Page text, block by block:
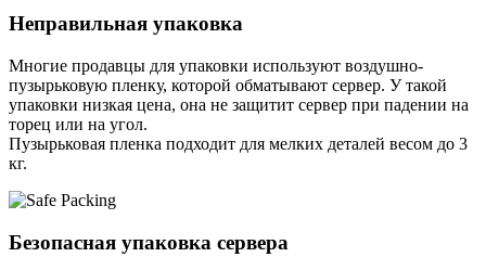
Неправильная упаковка
Многие продавцы для упаковки используют воздушно-
пузырьковую пленку, которой обматывают сервер. У такой
упаковки низкая цена, она не защитит сервер при падении на
торец или на угол.
Пузырьковая пленка подходит для мелких деталей весом до 3
кг.
Безопасная упаковка сервера